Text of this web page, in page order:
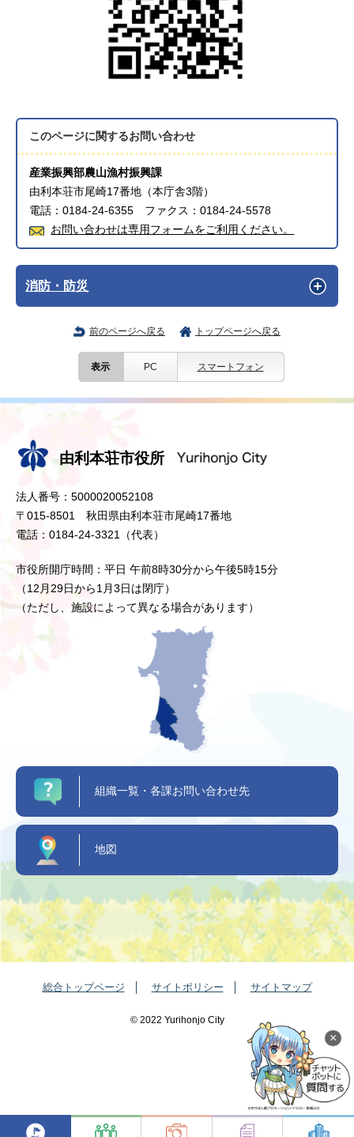
このページに関するお問い合わせ
産業振興部農山漁村振興課
由利本荘市尾崎17番地（本庁舎3階）
電話：0184-24-6355 ファクス：0184-24-5578
お問い合わせは専用フォームをご利用ください。
消防・防災
前のページへ戻る トップページへ戻る
表示 PC スマートフォン
×
由利本荘市役所
法人番号：5000020052108
〒015-8501 秋田県由利本荘市尾崎17番地
電話：0184-24-3321（代表）
市役所開庁時間：平日 午前8時30分から午後5時15分
（12月29日から1月3日は閉庁）
（ただし、施設によって異なる場合があります）
組織一覧・各課お問い合わせ先
地図
総合トップページ サイトポリシー サイトマップ
©️ 2022 Yurihonjo City